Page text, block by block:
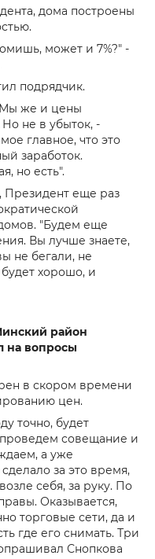
дома построены
может и 7%?" -
подрядчик.
Мы же и цены
не в убыток, -
главное, что это
заработок.
но есть".
Президент еще раз
"Будем еще
Вы лучше знаете,
не бегали, не
хорошо, и
район
на вопросы
в скором времени
цен.
точно, будет
совещание и
а уже
за это время,
себя, за руку. По
Оказывается,
торговые сети, да и
где его снимать. Три
Снопкова